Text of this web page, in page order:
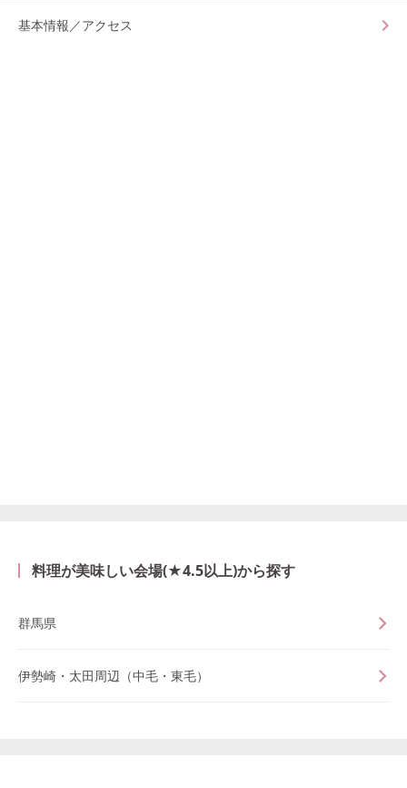
基本情報／アクセス
料理が美味しい会場(★4.5以上)から探す
群馬県
伊勢崎・太田周辺（中毛・東毛）